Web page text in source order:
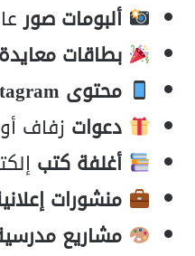
ألبومات صور
بطاقات معايدة
محتوى Instagram
دعوات زفاف
أغلفة كتب
منشورات
مشاريع